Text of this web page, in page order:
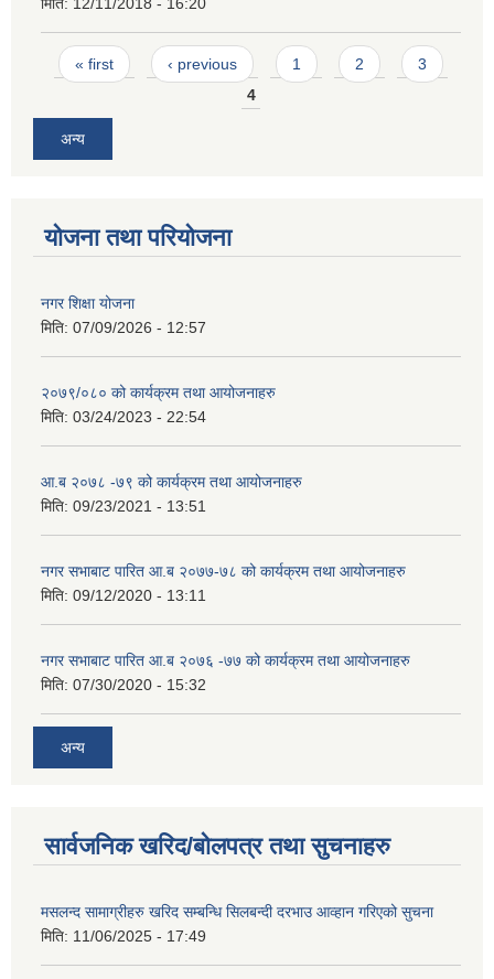
मिति: 12/11/2018 - 16:20
Pages
« first ‹ previous 1 2
3
4
अन्य
योजना तथा परियोजना
नगर शिक्षा योजना
मिति: 07/09/2026 - 12:57
२०७९/०८० को कार्यक्रम तथा आयोजनाहरु
मिति: 03/24/2023 - 22:54
आ.ब २०७८ -७९ को कार्यक्रम तथा आयोजनाहरु
मिति: 09/23/2021 - 13:51
नगर सभाबाट पारित आ.ब २०७७-७८ को कार्यक्रम तथा आयोजनाहरु
मिति: 09/12/2020 - 13:11
नगर सभाबाट पारित आ.ब २०७६ -७७ को कार्यक्रम तथा आयोजनाहरु
मिति: 07/30/2020 - 15:32
अन्य
सार्वजनिक खरिद/बोलपत्र तथा सुचनाहरु
मसलन्द सामाग्रीहरु खरिद सम्बन्धि सिलबन्दी दरभाउ आव्हान गरिएको सुचना
मिति: 11/06/2025 - 17:49